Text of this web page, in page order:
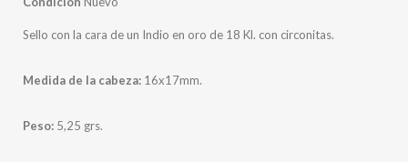
Sello con la cara de un Indio en oro de 18 Kl. con circonitas.
Medida de la cabeza: 16x17mm.
Peso: 5,25 grs.